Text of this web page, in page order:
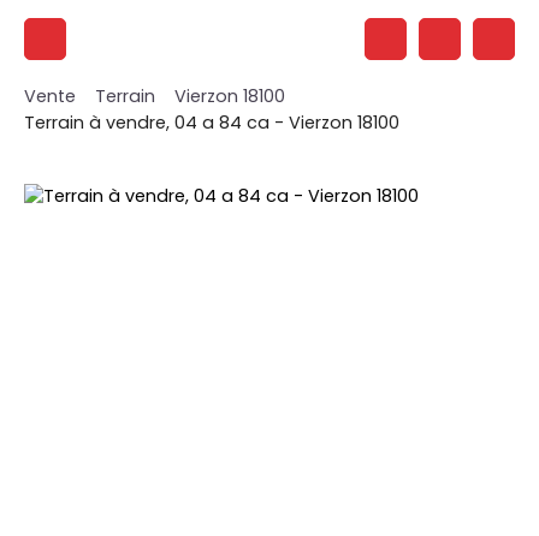
Vente Terrain
Vierzon 18100
Terrain à vendre, 04 a 84 ca - Vierzon 18100